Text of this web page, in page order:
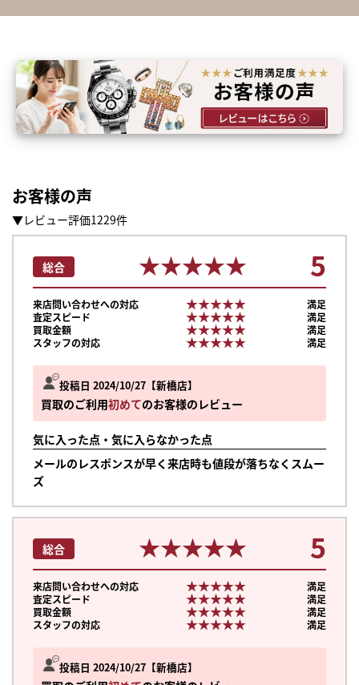
お客様の声
▼レビュー評価1229件
投稿日 2024/10/27 新橋店
買取のご利用初めてのお客様のレビュー
気に入った点・気に入らなかった点
メールのレスポンスが早く来店時も値段が落ちなくスムー
ズ
総合 ★★★★★
★★★★★ 5
来店問い合わせへの対応 ★★★★★
★★★★★
満足
査定スピード
★★★★★
★★★★★
満足
買取金額
★★★★★
★★★★★
満足
スタッフの対応
★★★★★
★★★★★ 満足
投稿日 2024/10/27 新橋店
総合 ★★★★★
★★★★★ 5
来店問い合わせへの対応 ★★★★★
★★★★★
満足
査定スピード
★★★★★
★★★★★
満足
買取金額
★★★★★
★★★★★
満足
スタッフの対応
★★★★★
★★★★★
満足
かんたん30秒でお試し査定